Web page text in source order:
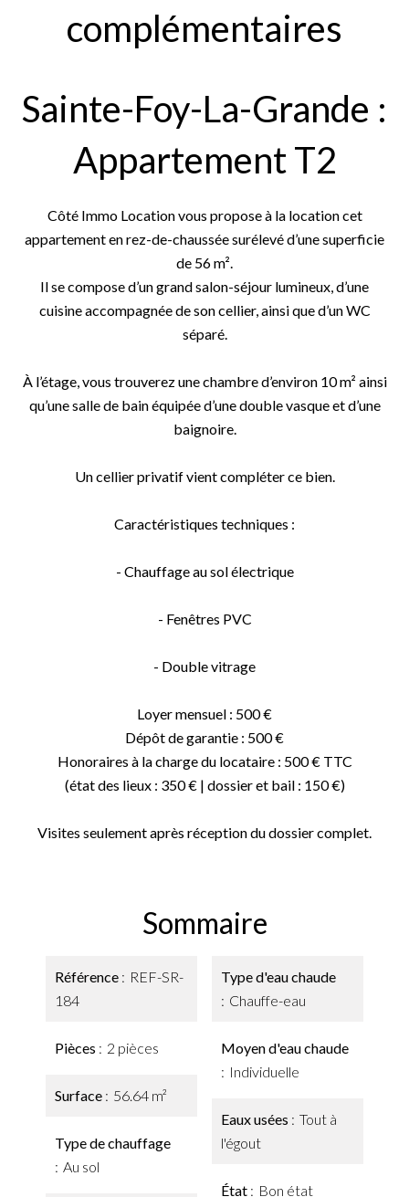
complémentaires
Sainte-Foy-La-Grande :
Appartement T2
Côté Immo Location vous propose à la location cet
appartement en rez-de-chaussée surélevé d’une superficie
de 56 m².
Il se compose d’un grand salon-séjour lumineux, d’une
cuisine accompagnée de son cellier, ainsi que d’un WC
séparé.
À l’étage, vous trouverez une chambre d’environ 10 m² ainsi
qu’une salle de bain équipée d’une double vasque et d’une
baignoire.
Un cellier privatif vient compléter ce bien.
Caractéristiques techniques :
- Chauffage au sol électrique
- Fenêtres PVC
- Double vitrage
Loyer mensuel : 500 €
Dépôt de garantie : 500 €
Honoraires à la charge du locataire : 500 € TTC
(état des lieux : 350 € | dossier et bail : 150 €)
Visites seulement après réception du dossier complet.
Sommaire
Référence
REF-SR-
184
Pièces 2 pièces
Surface 56.64 m²
Type de chauffage
Au sol
Type d'eau chaude
Chauffe-eau
Moyen d'eau chaude
Individuelle
Eaux usées
Tout à
l'égout
État Bon état